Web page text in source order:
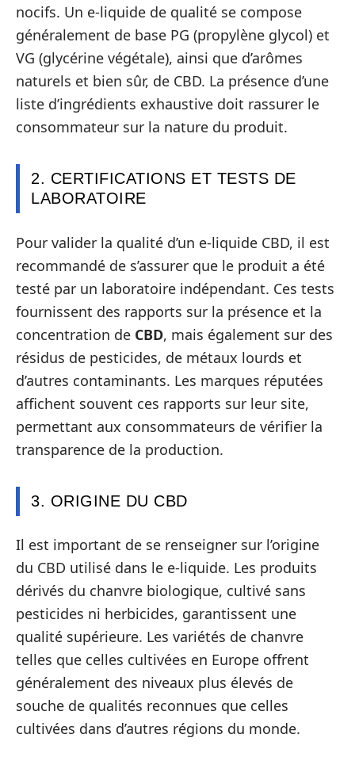
nocifs. Un e-liquide de qualité se compose
généralement de base PG (propylène glycol) et
VG (glycérine végétale), ainsi que d’arômes
naturels et bien sûr, de CBD. La présence d’une
liste d’ingrédients exhaustive doit rassurer le
consommateur sur la nature du produit.
2. CERTIFICATIONS ET TESTS DE
LABORATOIRE
Pour valider la qualité d’un e-liquide CBD, il est
recommandé de s’assurer que le produit a été
testé par un laboratoire indépendant. Ces tests
fournissent des rapports sur la présence et la
concentration de CBD, mais également sur des
résidus de pesticides, de métaux lourds et
d’autres contaminants. Les marques réputées
affichent souvent ces rapports sur leur site,
permettant aux consommateurs de vérifier la
transparence de la production.
3. ORIGINE DU CBD
Il est important de se renseigner sur l’origine
du CBD utilisé dans le e-liquide. Les produits
dérivés du chanvre biologique, cultivé sans
pesticides ni herbicides, garantissent une
qualité supérieure. Les variétés de chanvre
telles que celles cultivées en Europe offrent
généralement des niveaux plus élevés de
souche de qualités reconnues que celles
cultivées dans d’autres régions du monde.